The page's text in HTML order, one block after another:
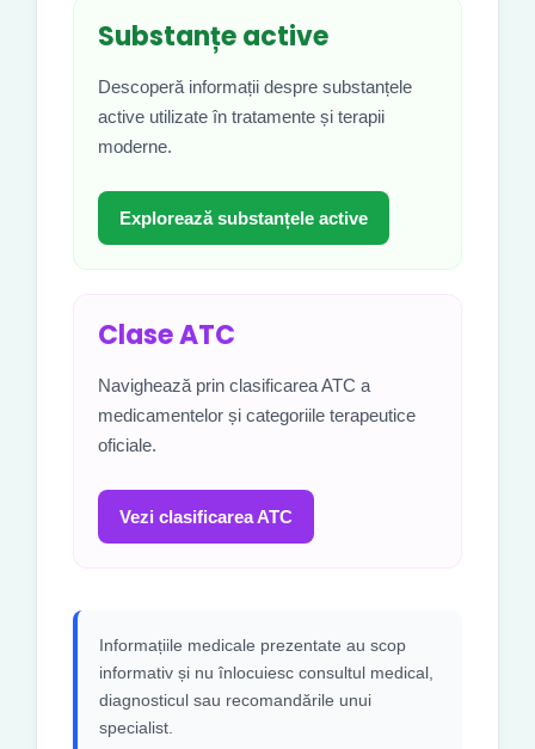
Substanțe active
Descoperă informații despre substanțele
active utilizate în tratamente și terapii
moderne.
Explorează substanțele active
Clase ATC
Navighează prin clasificarea ATC a
medicamentelor și categoriile terapeutice
oficiale.
Vezi clasificarea ATC
Informațiile medicale prezentate au scop
informativ și nu înlocuiesc consultul medical,
diagnosticul sau recomandările unui
specialist.